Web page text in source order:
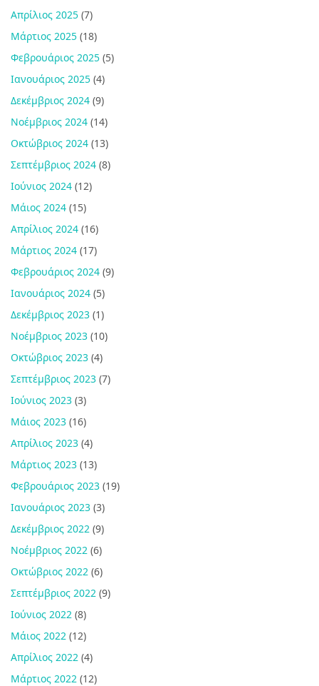
Απρίλιος 2025 (7)
Μάρτιος 2025 (18)
Φεβρουάριος 2025 (5)
Ιανουάριος 2025 (4)
Δεκέμβριος 2024 (9)
Νοέμβριος 2024 (14)
Οκτώβριος 2024 (13)
Σεπτέμβριος 2024 (8)
Ιούνιος 2024 (12)
Μάιος 2024 (15)
Απρίλιος 2024 (16)
Μάρτιος 2024 (17)
Φεβρουάριος 2024 (9)
Ιανουάριος 2024 (5)
Δεκέμβριος 2023 (1)
Νοέμβριος 2023 (10)
Οκτώβριος 2023 (4)
Σεπτέμβριος 2023 (7)
Ιούνιος 2023 (3)
Μάιος 2023 (16)
Απρίλιος 2023 (4)
Μάρτιος 2023 (13)
Φεβρουάριος 2023 (19)
Ιανουάριος 2023 (3)
Δεκέμβριος 2022 (9)
Νοέμβριος 2022 (6)
Οκτώβριος 2022 (6)
Σεπτέμβριος 2022 (9)
Ιούνιος 2022 (8)
Μάιος 2022 (12)
Απρίλιος 2022 (4)
Μάρτιος 2022 (12)